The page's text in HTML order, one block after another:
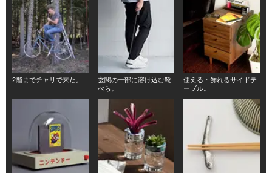
2階までチャリで来た。
玄関の一部に溶け込む靴
べら。
使える・飾れるサイドテ
ーブル。